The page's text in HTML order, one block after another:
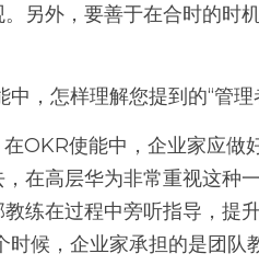
另外，要善于在合时的时
中，怎样理解您提到的“管
在高层华为非常重视这种
练在过程中旁听指导，提
时候，企业家承担的是团